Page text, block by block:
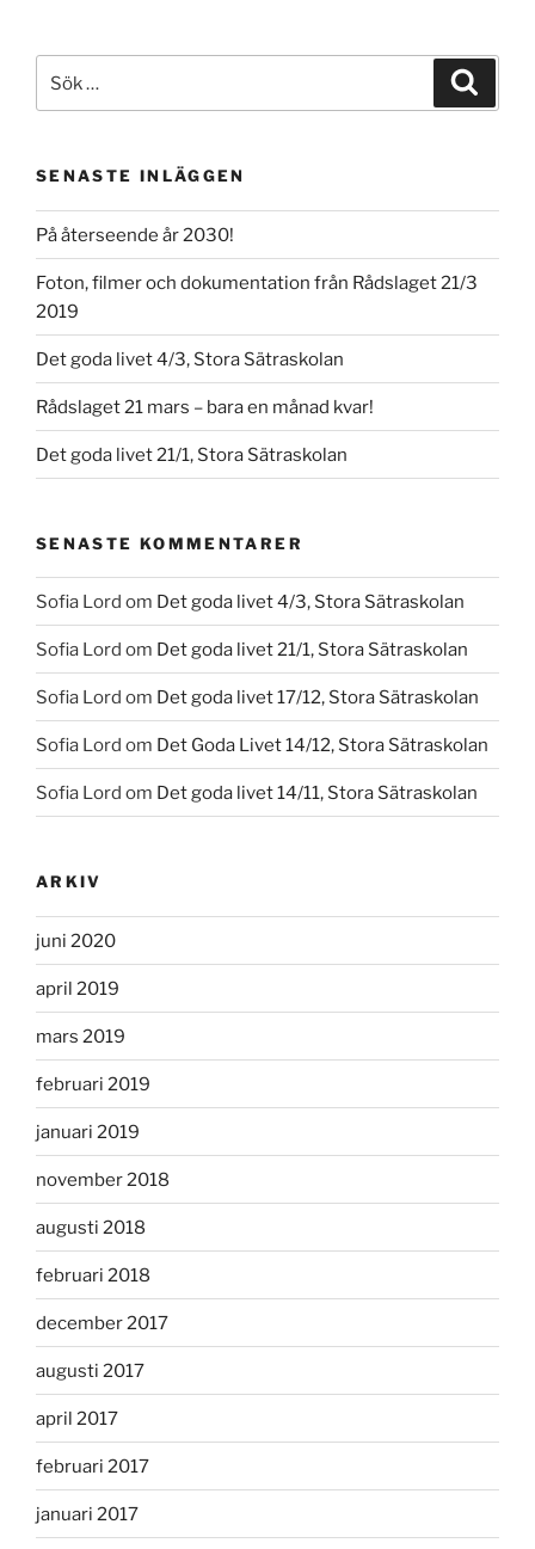
efter:
SENASTE INLÄGGEN
På återseende år 2030!
Foton, filmer och dokumentation från Rådslaget 21/3
2019
Det goda livet 4/3, Stora Sätraskolan
Rådslaget 21 mars – bara en månad kvar!
Det goda livet 21/1, Stora Sätraskolan
SENASTE KOMMENTARER
Sofia Lord om Det goda livet 4/3, Stora Sätraskolan
Sofia Lord om Det goda livet 21/1, Stora Sätraskolan
Sofia Lord om Det goda livet 17/12, Stora Sätraskolan
Sofia Lord om Det Goda Livet 14/12, Stora Sätraskolan
Sofia Lord om Det goda livet 14/11, Stora Sätraskolan
ARKIV
juni 2020
april 2019
mars 2019
februari 2019
januari 2019
november 2018
augusti 2018
februari 2018
december 2017
augusti 2017
april 2017
februari 2017
januari 2017